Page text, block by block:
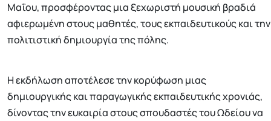
Μαΐου, προσφέροντας μια ξεχωριστή μουσική βραδιά
αφιερωμένη στους μαθητές, τους εκπαιδευτικούς και την
πολιτιστική δημιουργία της πόλης.
Η εκδήλωση αποτέλεσε την κορύφωση μιας
δημιουργικής και παραγωγικής εκπαιδευτικής χρονιάς,
δίνοντας την ευκαιρία στους σπουδαστές του Ωδείου να